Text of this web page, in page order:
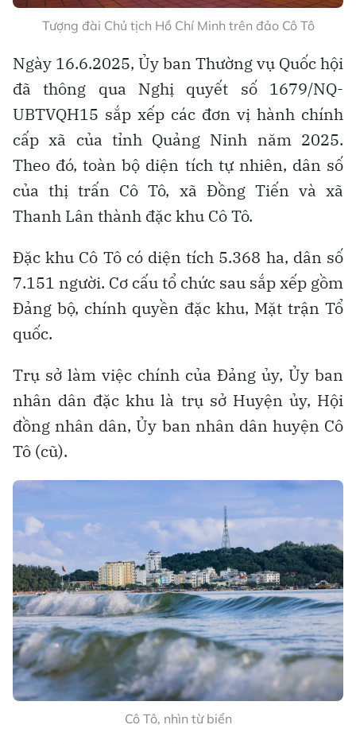
Tượng đài Chủ tịch Hồ Chí Minh trên đảo Cô Tô
Ngày 16.6.2025, Ủy ban Thường vụ Quốc hội
đã thông qua Nghị quyết số 1679/NQ-
UBTVQH15 sắp xếp các đơn vị hành chính
cấp xã của tỉnh Quảng Ninh năm 2025.
Theo đó, toàn bộ diện tích tự nhiên, dân số
của thị trấn Cô Tô, xã Đồng Tiến và xã
Thanh Lân thành đặc khu Cô Tô.
Đặc khu Cô Tô có diện tích 5.368 ha, dân số
7.151 người. Cơ cấu tổ chức sau sắp xếp gồm
Đảng bộ, chính quyền đặc khu, Mặt trận Tổ
quốc.
Trụ sở làm việc chính của Đảng ủy, Ủy ban
nhân dân đặc khu là trụ sở Huyện ủy, Hội
đồng nhân dân, Ủy ban nhân dân huyện Cô
Tô (cũ).
Cô Tô, nhìn từ biển